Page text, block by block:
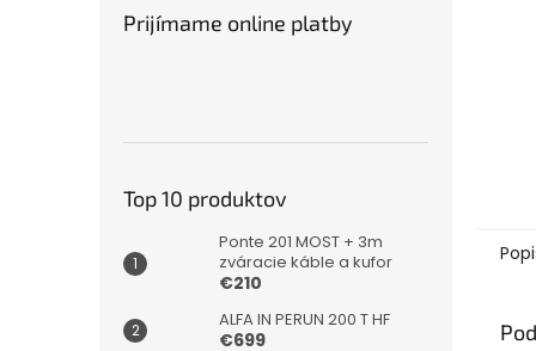
Prijímame online platby
Top 10 produktov
Ponte 201 MOST + 3m
zváracie káble a kufor
€210
ALFA IN PERUN 200 T HF
€699